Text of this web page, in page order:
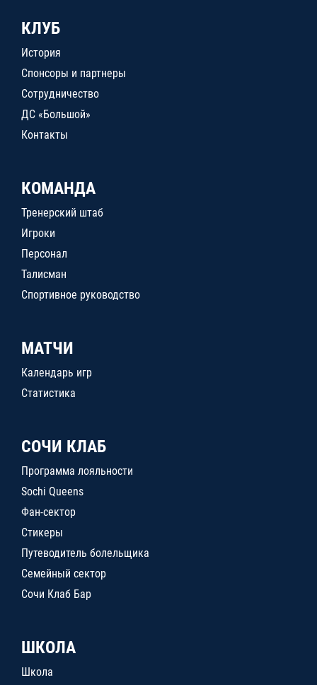
КЛУБ
История
Спонсоры и партнеры
Сотрудничество
ДС «Большой»
Контакты
КОМАНДА
Тренерский штаб
Игроки
Персонал
Талисман
Спортивное руководство
МАТЧИ
Календарь игр
Статистика
СОЧИ КЛАБ
Программа лояльности
Sochi Queens
Фан-сектор
Стикеры
Путеводитель болельщика
Семейный сектор
Сочи Клаб Бар
ШКОЛА
Школа